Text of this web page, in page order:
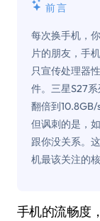
前言
每次换手机，
片的朋友，手
只宣传处理器
件。三星S27
翻倍到10.8GB/
但讽刺的是，
跟你没关系。
机最该关注的核
手机的流畅度，是很多人买单的第一理由。只要用